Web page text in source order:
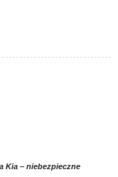
Kia – niebezpieczne